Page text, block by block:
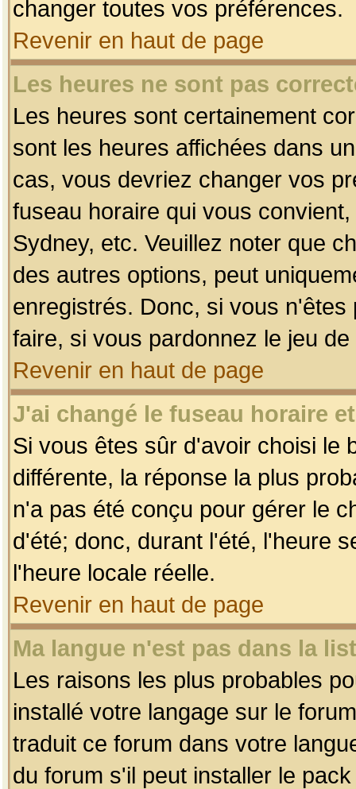
changer toutes vos préférences.
Revenir en haut de page
Les heures ne sont pas
Les heures sont certainement
sont les heures affichées dans
cas, vous devriez changer vos
fuseau horaire qui vous
Sydney, etc. Veuillez noter que
des autres options, peut
enregistrés. Donc, si vous
faire, si vous pardonnez le jeu
Revenir en haut de page
J'ai changé le fuseau horaire
Si vous êtes sûr d'avoir choisi le
différente, la réponse la plus
n'a pas été conçu pour gérer le
d'été; donc, durant l'été, l'heure
l'heure locale réelle.
Revenir en haut de page
Ma langue n'est pas dans la
Les raisons les plus probables
installé votre langage sur le
traduit ce forum dans votre
du forum s'il peut installer le